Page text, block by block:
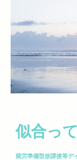
似合っ
就労準備型放課後等